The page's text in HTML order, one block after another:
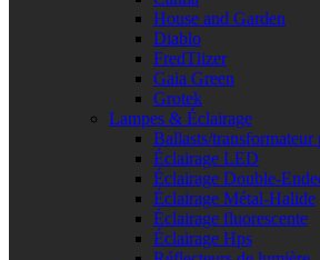
House and Garden
Diablo
FredTlizer
Gaia Green
Grotek
Lampes & Éclairage
Ballasts/transformateur
Éclairage LED
Éclairage Double-
Éclairage Métal-Halide
Éclairage fluorescente
Éclairage Hps